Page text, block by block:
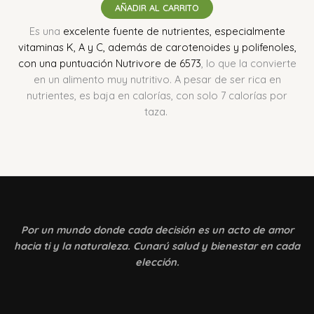
AÑADIR AL CARRITO
Es una excelente fuente de nutrientes, especialmente
vitaminas K, A y C, además de carotenoides y polifenoles,
con una puntuación Nutrivore de 6573, lo que la convierte
en un alimento muy nutritivo. A pesar de ser rica en
nutrientes, es baja en calorías, con solo 7 calorías por
taza.
Por un mundo donde cada decisión es un acto de amor
hacia ti y la naturaleza. Cunarú salud y bienestar en cada
elección.